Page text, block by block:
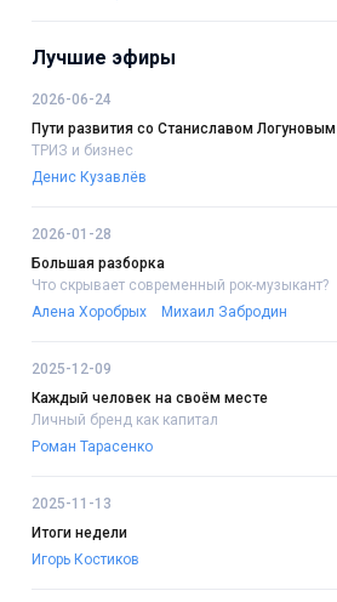
Лучшие эфиры
2026-06-24
Пути развития со Станиславом Логуновым
ТРИЗ и бизнес
Денис Кузавлёв
2026-01-28
Большая разборка
Что скрывает современный рок-музыкант?
Алена Хоробрых
Михаил Забродин
2025-12-09
Каждый человек на своём месте
Личный бренд как капитал
Роман Тарасенко
2025-11-13
Итоги недели
Игорь Костиков